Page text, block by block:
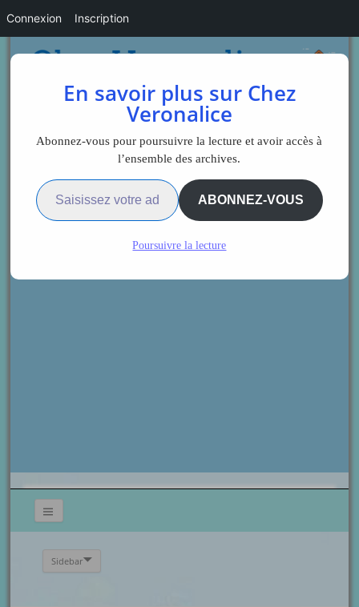
Sidebar
En savoir plus sur Chez
Veronalice
Abonnez-vous pour poursuivre la lecture et avoir accès à
l’ensemble des archives.
Saisissez votre adresse e-mail…
ABONNEZ-VOUS
Poursuivre la lecture
Connexion Inscription